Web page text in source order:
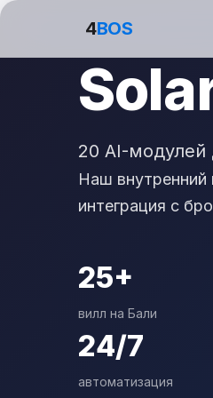
4BOS
20 AI-модулей
Наш внутренний
интеграция с
25+
вилл на Бали
24/7
автоматизация